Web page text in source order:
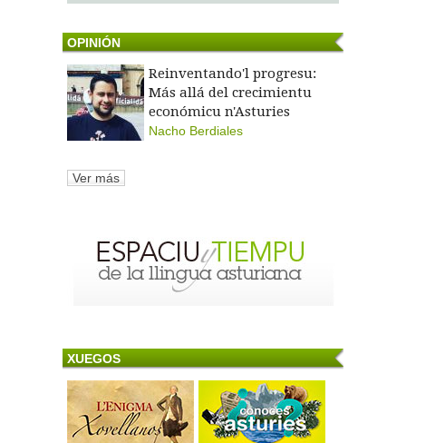
OPINIÓN
Reinventando'l progresu:
Más allá del crecimientu
económicu n'Asturies
Nacho Berdiales
Ver más
XUEGOS